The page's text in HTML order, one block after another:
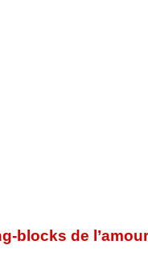
blocks de l’amour